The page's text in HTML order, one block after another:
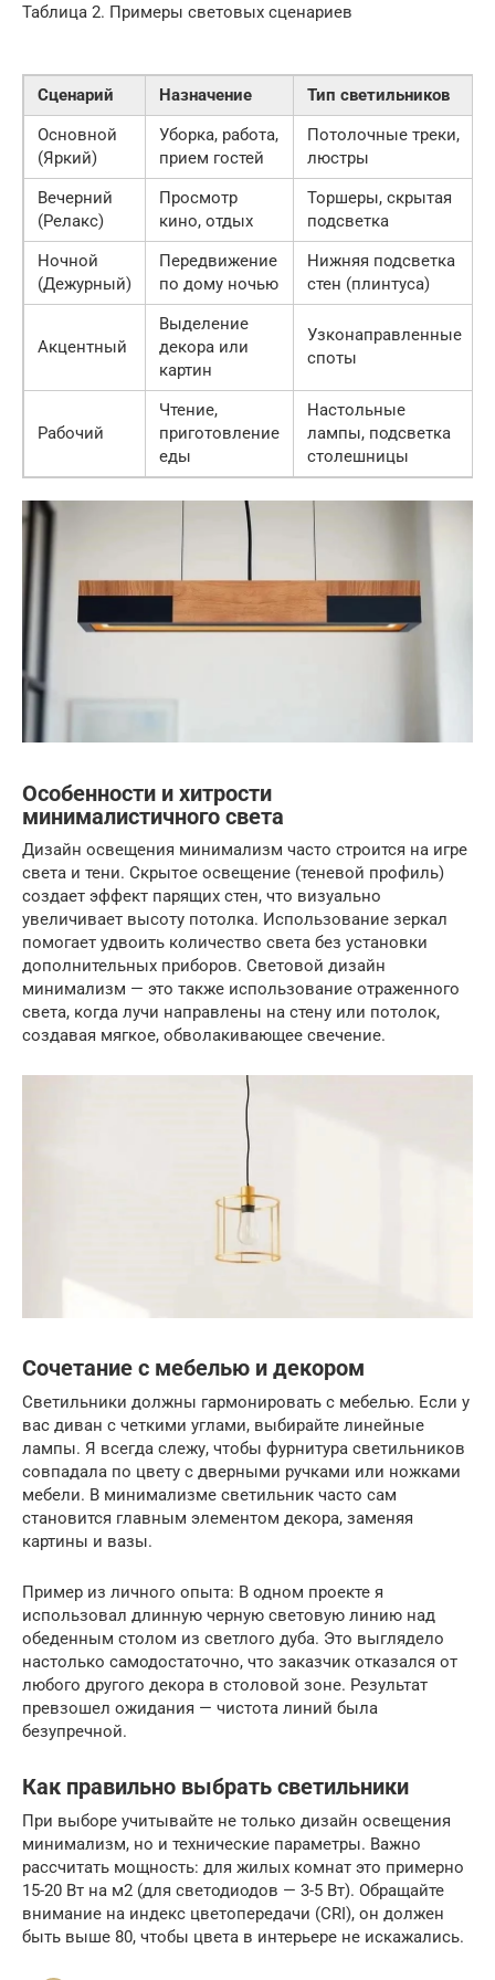
Таблица 2. Примеры световых сценариев
Сценарий Назначение Тип светильников
Основной
(Яркий)
Уборка, работа,
прием гостей
Потолочные треки,
люстры
Вечерний
(Релакс)
Просмотр
кино, отдых
Торшеры, скрытая
подсветка
Ночной
(Дежурный)
Передвижение
по дому ночью
Нижняя подсветка
стен (плинтуса)
Акцентный
Выделение
декора или
картин
Узконаправленные
споты
Рабочий
Чтение,
приготовление
еды
Настольные
лампы, подсветка
столешницы
Особенности и хитрости
минималистичного света
Дизайн освещения минимализм часто строится на игре
света и тени. Скрытое освещение (теневой профиль)
создает эффект парящих стен, что визуально
увеличивает высоту потолка. Использование зеркал
помогает удвоить количество света без установки
дополнительных приборов. Световой дизайн
минимализм — это также использование отраженного
света, когда лучи направлены на стену или потолок,
создавая мягкое, обволакивающее свечение.
Сочетание с мебелью и декором
Светильники должны гармонировать с мебелью. Если у
вас диван с четкими углами, выбирайте линейные
лампы. Я всегда слежу, чтобы фурнитура светильников
совпадала по цвету с дверными ручками или ножками
мебели. В минимализме светильник часто сам
становится главным элементом декора, заменяя
картины и вазы.
Пример из личного опыта: В одном проекте я
использовал длинную черную световую линию над
обеденным столом из светлого дуба. Это выглядело
настолько самодостаточно, что заказчик отказался от
любого другого декора в столовой зоне. Результат
превзошел ожидания — чистота линий была
безупречной.
Как правильно выбрать светильники
При выборе учитывайте не только дизайн освещения
минимализм, но и технические параметры. Важно
рассчитать мощность: для жилых комнат это примерно
15-20 Вт на м2 (для светодиодов — 3-5 Вт). Обращайте
внимание на индекс цветопередачи (CRI), он должен
быть выше 80, чтобы цвета в интерьере не искажались.